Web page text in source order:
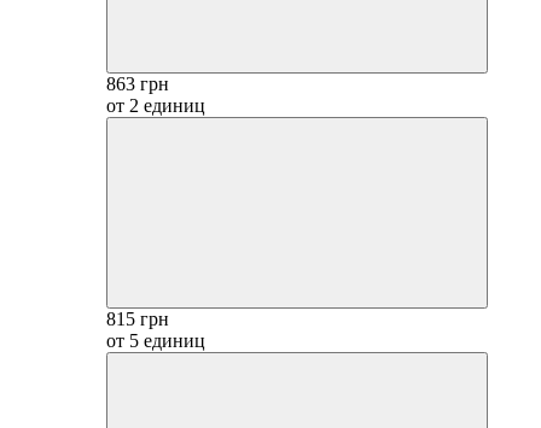
863 грн
от 2 единиц
815 грн
от 5 единиц